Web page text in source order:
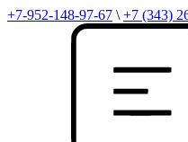
+7-952-148-97-67 \ +7 (343)